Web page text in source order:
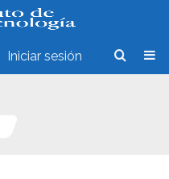
Iniciar sesión